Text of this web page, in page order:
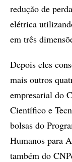
redução de
elétrica
em três
Depois eles
mais outros
empresarial do
Científico e
bolsas do
Humanos para
também do